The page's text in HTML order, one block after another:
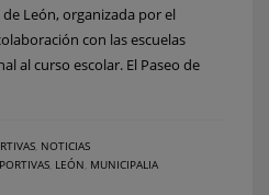
León, organizada por el
con las escuelas
al curso escolar. El Paseo de
NOTICIAS
LEÓN MUNICIPALIA